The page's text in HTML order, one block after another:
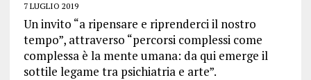
7 LUGLIO 2019
Un invito “a ripensare e riprenderci il nostro
tempo”, attraverso “percorsi complessi come
complessa è la mente umana: da qui emerge il
sottile legame tra psichiatria e arte”.